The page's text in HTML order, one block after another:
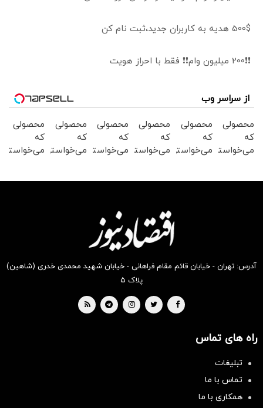
500$ هدیه به کاربران جدید،ثبت نام کن
❗❗200 میلیون وام❗❗ فقط با احراز هویت
از سراسر وب
محصولی
که
می‌خواستی
محصولی
که
می‌خواستی
محصولی
که
می‌خواستی
بخر !
محصولی
که
می‌خواستی
بخر !
محصولی
که
می‌خواستی
محصولی
که
می‌خواستی
آدرس: تهران - خیابان قائم مقام فراهانی - خیابان شهید محمدی خدری (شاهین)
پلاک ۵
راه های تماس
تبلیغات
تماس با ما
همکاری با ما